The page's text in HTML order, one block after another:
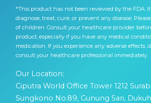
*This product has not been reviewed by the FDA.
diagnose, treat, cure, or prevent any disease.
of children. Consult your healthcare provider
product, especially if you have any medical
medication. If you experience any adverse effects,
consult your healthcare professional immediately.
Our Location:
Ciputra World Office Tower 1212
Sungkono No.89, Gunung Sari,